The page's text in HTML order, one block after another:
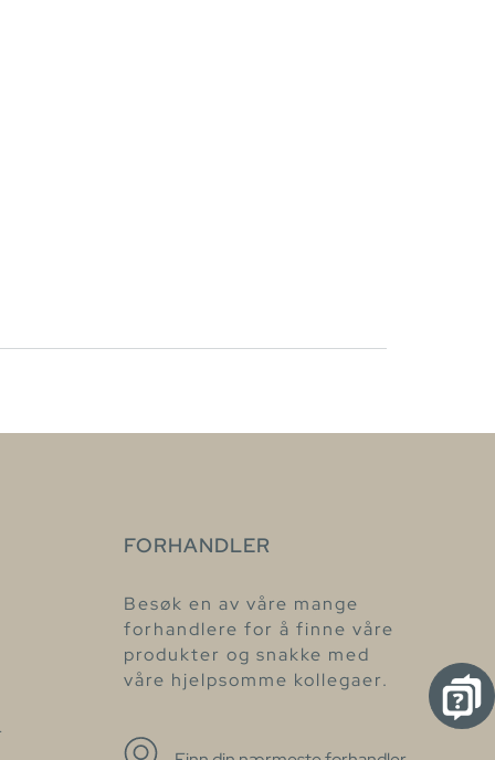
FORHANDLER
Besøk en av våre mange
forhandlere for å finne våre
produkter og snakke med
våre hjelpsomme kollegaer.